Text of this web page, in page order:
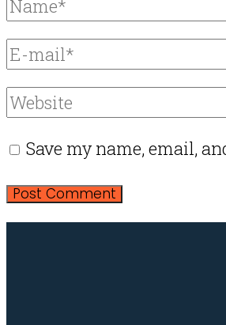
Save my name, email,